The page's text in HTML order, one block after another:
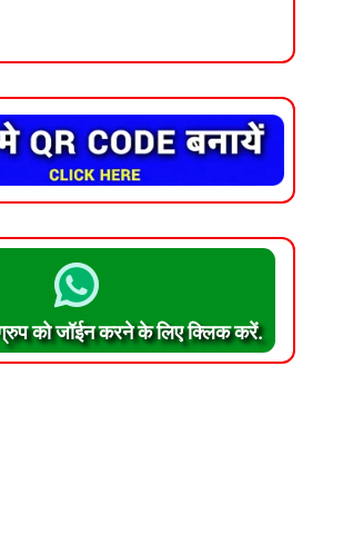
को जॉईन करने के लिए क्लिक करें.